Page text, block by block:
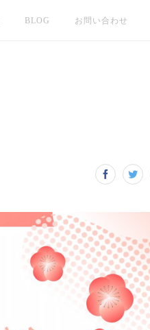
BLOG お問い合わせ